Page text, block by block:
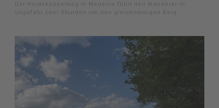
Der Heideköppelweg in Medelon führt den Wanderer in
ungefähr zwei Stunden um den gleichnamigen Berg.